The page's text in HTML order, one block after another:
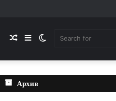
Switch
Sidebar
Random
Article
Архив